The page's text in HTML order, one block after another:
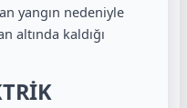
yangın nedeniyle
altında kaldığı